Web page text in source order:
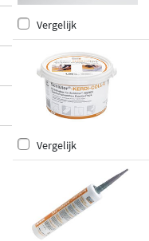
Vergelijk
Vergelijk